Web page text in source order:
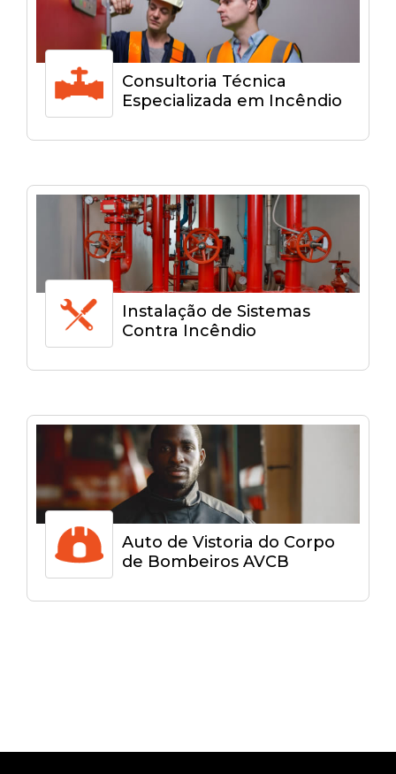
Consultoria Técnica
Especializada em Incêndio
Instalação de Sistemas
Contra Incêndio
Auto de Vistoria do Corpo
de Bombeiros AVCB